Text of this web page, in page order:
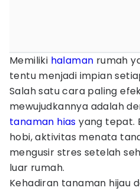
Memiliki halaman rumah
tentu menjadi impian
Salah satu cara paling
mewujudkannya adalah
tanaman hias yang tepat.
hobi, aktivitas menata
mengusir stres setelah
luar rumah.
Kehadiran tanaman hijau